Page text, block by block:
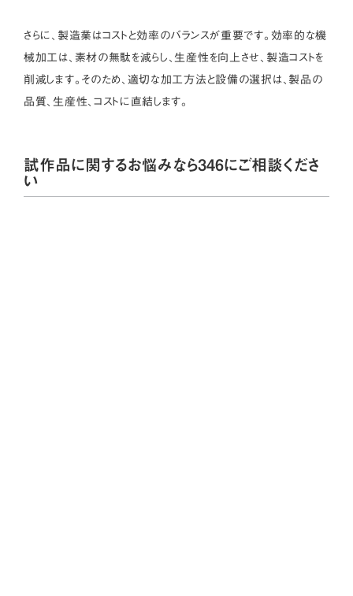
さらに、製造業はコストと効率のバランスが重要です。効率的な機
械加工は、素材の無駄を減らし、生産性を向上させ、製造コストを
削減します。そのため、適切な加工方法と設備の選択は、製品の
品質、生産性、コストに直結します。
試作品に関するお悩みなら346にご相談くださ
い